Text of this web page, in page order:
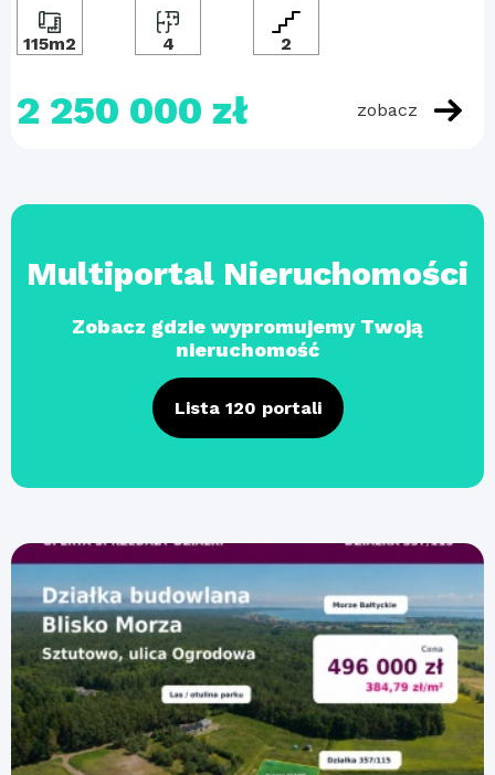
115m2 4 2
2 250 000 zł zobacz
Multiportal Nieruchomości
Zobacz gdzie wypromujemy Twoją
nieruchomość
Lista 120 portali